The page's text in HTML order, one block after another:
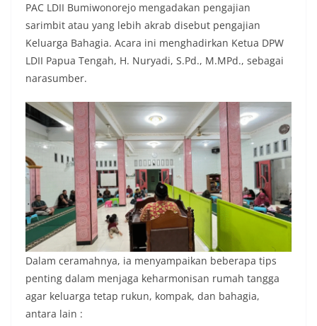
PAC LDII Bumiwonorejo mengadakan pengajian
sarimbit atau yang lebih akrab disebut pengajian
Keluarga Bahagia. Acara ini menghadirkan Ketua DPW
LDII Papua Tengah, H. Nuryadi, S.Pd., M.MPd., sebagai
narasumber.
Dalam ceramahnya, ia menyampaikan beberapa tips
penting dalam menjaga keharmonisan rumah tangga
agar keluarga tetap rukun, kompak, dan bahagia,
antara lain :